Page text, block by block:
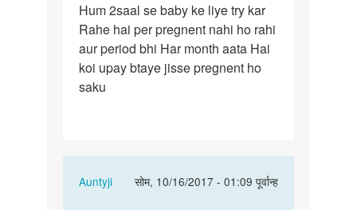
Hum
2saal
se
baby
ke
Hum 2saal se baby ke liye try kar
Rahe hai per pregnent nahi ho rahi
aur period bhi Har month aata Hai
koi upay btaye jisse pregnent ho
saku
Auntyji
सोम, 10/16/2017 - 01:09 पूर्वान्ह
In